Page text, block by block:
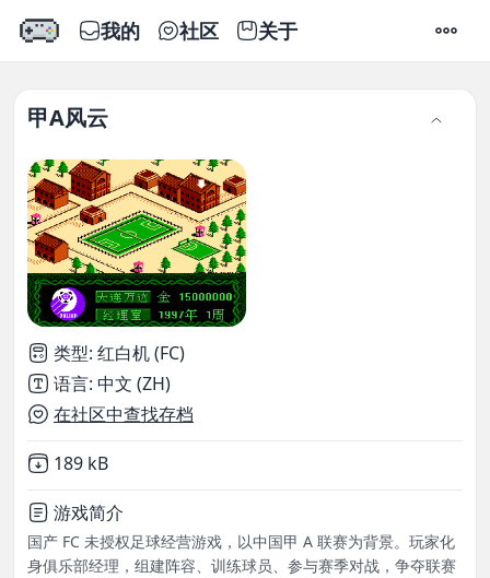
我的 社区 关于 设置
甲A风云
类型: 红白机 (FC)
语言: 中文 (ZH)
在社区中查找存档
Not downloaded
189 kB
游戏简介
国产 FC 未授权足球经营游戏，以中国甲 A 联赛为背景。玩家化
身俱乐部经理，组建阵容、训练球员、参与赛季对战，争夺联赛